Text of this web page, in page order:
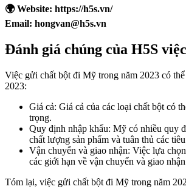
🌍 Website: https://h5s.vn/
Email: hongvan@h5s.vn
Đánh giá chúng của H5S
Việc gửi chất bột đi Mỹ trong năm 2023 có
2023:
Giá cả: Giá cả của các loại chất bột có
trọng.
Quy định nhập khẩu: Mỹ có nhiều quy
chất lượng sản phẩm và tuân thủ các
Vận chuyển và giao nhận: Việc lựa
các giới hạn về vận chuyển và giao
Tóm lại, việc gửi chất bột đi Mỹ trong năm